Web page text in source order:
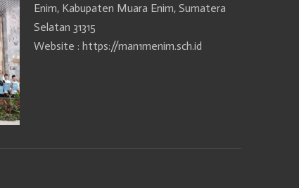
Enim, Kabupaten Muara Enim, Sumatera
Selatan 31315
Website : https://man1menim.sch.id